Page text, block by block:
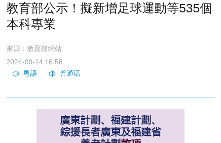
教育部公示！擬新增足球運動等535個
本科專業
來源：教育部網站
2024-09-14 16:58